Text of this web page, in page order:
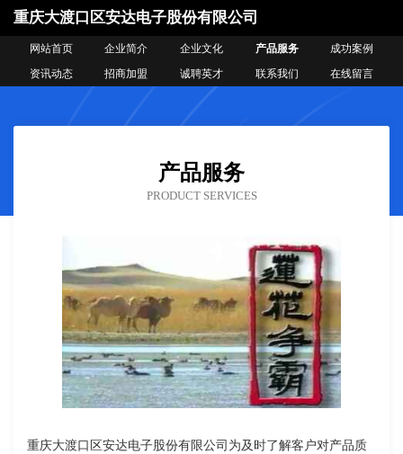
重庆大渡口区安达电子股份有限公司
网站首页 企业简介 企业文化 产品服务
成功案例
资讯动态
招商加盟 诚聘英才 联系我们 在线留言
产品服务
PRODUCT SERVICES
重庆大渡口区安达电子股份有限公司为及时了解客户对产品质